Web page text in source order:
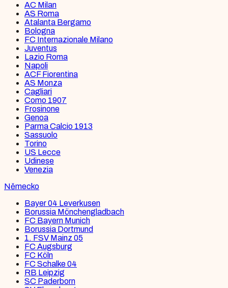
AC Milan
AS Roma
Atalanta Bergamo
Bologna
FC Internazionale Milano
Juventus
Lazio Roma
Napoli
ACF Fiorentina
AS Monza
Cagliari
Como 1907
Frosinone
Genoa
Parma Calcio 1913
Sassuolo
Torino
US Lecce
Udinese
Venezia
Německo
Bayer 04 Leverkusen
Borussia Mönchengladbach
FC Bayern Munich
Borussia Dortmund
1. FSV Mainz 05
FC Augsburg
FC Köln
FC Schalke 04
RB Leipzig
SC Paderborn